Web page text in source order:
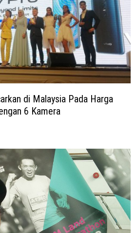
di Malaysia Pada Harga
6 Kamera